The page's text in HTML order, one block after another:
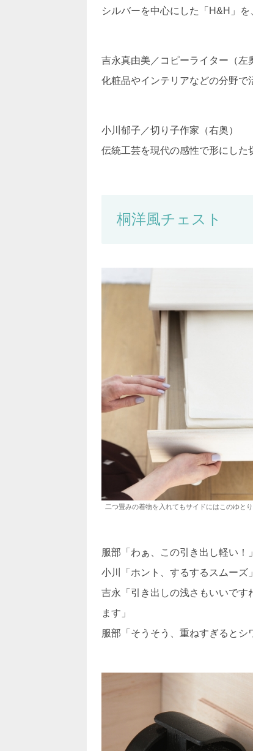
シルバーを中心にした「H&H」を
吉永真由美／コピーライター（左
化粧品やインテリアなどの分野で
小川郁子／切り子作家（右奥）
伝統工芸を現代の感性で形にした
桐洋風チェスト
二つ畳みの着物を入れてもサイドにはこのゆと
服部「わぁ、この引き出し軽い！」
小川「ホント、するするスムーズ」
吉永「引き出しの浅さもいいです
ます」
服部「そうそう、重ねすぎるとシ